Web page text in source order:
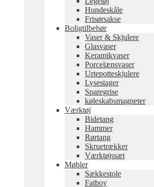
Hundeskåle
Frisørsakse
Boligtilbehør
Vaser & Skjulere
Glasvaser
Keramikvaser
Porcelænsvaser
Urtepotteskjulere
Lysestager
Sparegrise
køleskabsmagneter
Værktøj
Bidetang
Hammer
Rørtang
Skruetrækker
Værktøjssæt
Møbler
Sækkestole
Fatboy